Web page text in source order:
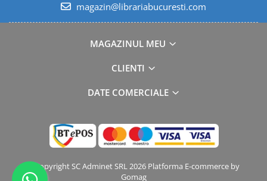
magazin@librariabucuresti.com
MAGAZINUL MEU
CLIENTI
DATE COMERCIALE
©Copyright SC Adminet SRL 2026 Platforma E-commerce by
Gomag